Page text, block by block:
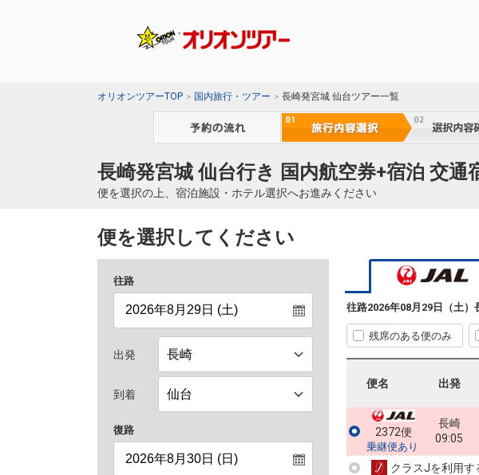
オリオンツアーTOP 国内旅行・ツアー 長崎発宮城 仙台ツアー一覧
長崎発宮城 仙台行き 国内航空券+宿泊 交通
便を選択の上、宿泊施設・ホテル選択へお進みください
便を選択してください
往路
出発
到着
復路
往路2026年08月29日（土）
残席のある便のみ
便名 出発
2372便
乗継便あり
長崎
09:05
クラスJを利用す